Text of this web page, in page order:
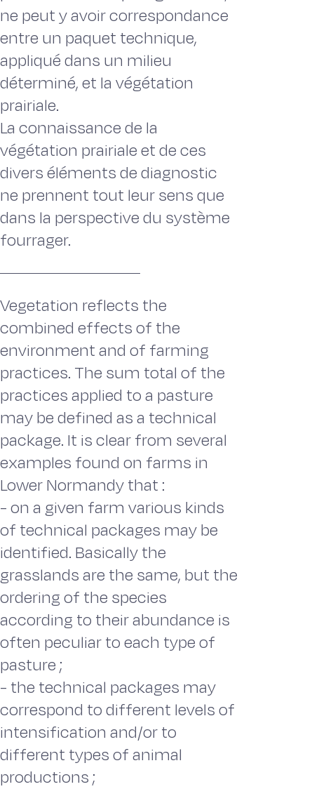
ne peut y avoir correspondance
entre un paquet technique,
appliqué dans un milieu
déterminé, et la végétation
prairiale.
La connaissance de la
végétation prairiale et de ces
divers éléments de diagnostic
ne prennent tout leur sens que
dans la perspective du système
fourrager.
Vegetation reflects the
combined effects of the
environment and of farming
practices. The sum total of the
practices applied to a pasture
may be defined as a technical
package. It is clear from several
examples found on farms in
Lower Normandy that :
- on a given farm various kinds
of technical packages may be
identified. Basically the
grasslands are the same, but the
ordering of the species
according to their abundance is
often peculiar to each type of
pasture ;
- the technical packages may
correspond to different levels of
intensification and/or to
different types of animal
productions ;